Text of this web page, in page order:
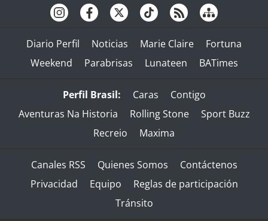
Diario Perfil Noticias Marie Claire
Fortuna
Weekend
Parabrisas Lunateen BATimes
Perfil Brasil: Caras
Contigo
Aventuras Na Historia
Rolling Stone
Sport Buzz
Recreio
Maxima
Canales RSS Quienes Somos
Contáctenos
Privacidad
Equipo
Reglas de participación
Tránsito